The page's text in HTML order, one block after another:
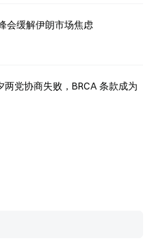
会缓解伊朗市场焦虑
党协商失败，BRCA 条款成为